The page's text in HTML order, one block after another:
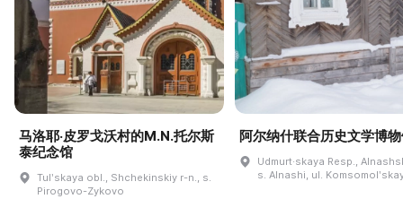
马洛耶·皮罗戈沃村的M.N.托尔斯
泰纪念馆
Tulʹskaya obl., Shchekinskiy r-n., s.
Pirogovo-Zykovo
阿尔纳什联合历史文学博
Udmurt·skaya Resp.,
s. Alnashi, ul.